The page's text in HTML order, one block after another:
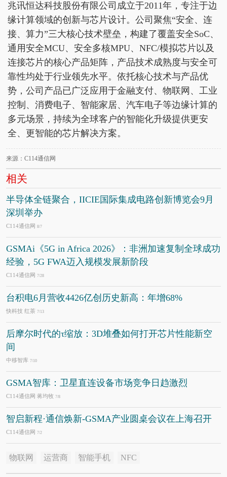
兆讯恒达科技股份有限公司成立于2011年，专注于边
缘计算领域的创新与芯片设计。公司聚焦“安全、连
接、算力”三大核心技术壁垒，构建了覆盖安全SoC、
通用安全MCU、安全多核MPU、NFC/模拟芯片以及
连接芯片的核心产品矩阵，产品技术成熟度与安全可
靠性均处于行业领先水平。依托核心技术与产品优
势，公司产品已广泛应用于金融支付、物联网、工业
控制、消费电子、智能家居、汽车电子等边缘计算的
多元场景，持续为全球客户的智能化升级提供更安
全、更智能的芯片解决方案。
来源：C114通信网
相关
半导体全链聚合，IICIE国际集成电路创新博览会9月
深圳举办
C114通信网 8/7
GSMAi《5G in Africa 2026》：非洲加速复制全球成功
经验，5G FWA迈入规模发展新阶段
C114通信网 7/28
台积电6月营收4426亿创历史新高：年增68%
快科技 红茶 7/13
后摩尔时代的τ缩放：3D堆叠如何打开芯片性能新空
间
中移智库 7/10
GSMA智库：卫星直连设备市场竞争日趋激烈
C114通信网 蒋均牧 7/8
智启新程·通信焕新-GSMA产业圆桌会议在上海召开
C114通信网 7/2
物联网 运营商 智能手机 NFC